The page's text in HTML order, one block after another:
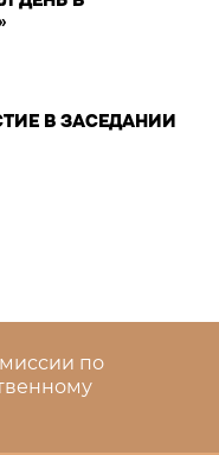
В ЗАСЕДАНИИ
по